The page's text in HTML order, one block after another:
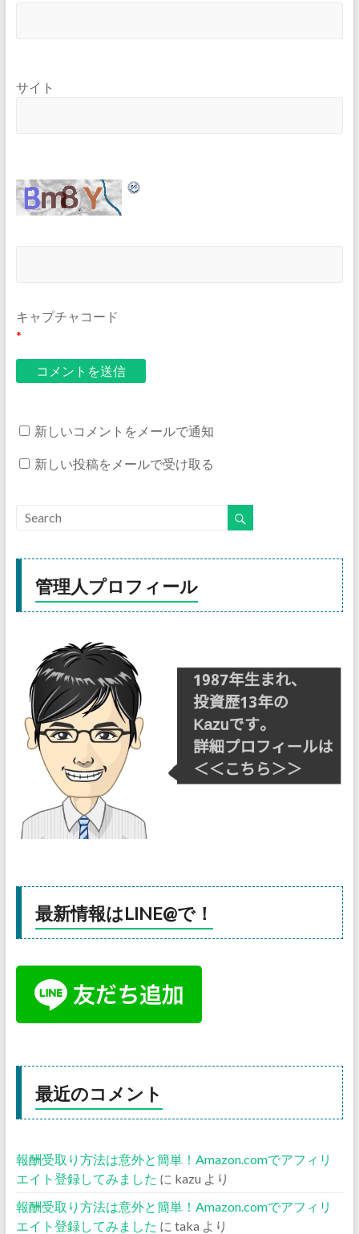
サイト
キャプチャコード
*
新しいコメントをメールで通知
新しい投稿をメールで受け取る
管理人プロフィール
最新情報はLINE@で！
最近のコメント
報酬受取り方法は意外と簡単！Amazon.comでアフィリ
エイト登録してみました に kazu より
報酬受取り方法は意外と簡単！Amazon.comでアフィリ
エイト登録してみました に taka より